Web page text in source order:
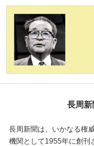
長周新
長周新聞は、いかなる権
機関として1955年に創刊